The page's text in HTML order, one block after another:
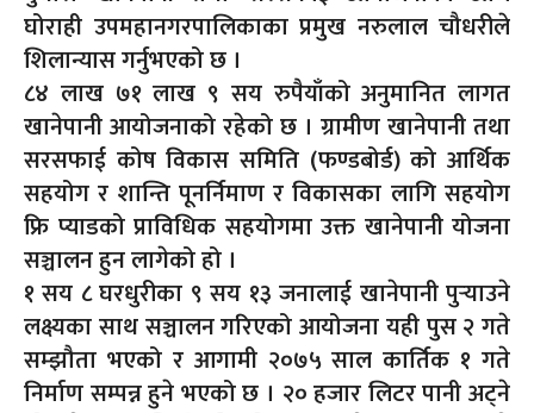
घोराही उपमहानगरपालिकाका प्रमुख नरुलाल चौधरीले
शिलान्यास गर्नुभएको छ ।
८४ लाख ७१ लाख ९ सय रुपैयाँको अनुमानित लागत
खानेपानी आयोजनाको रहेको छ । ग्रामीण खानेपानी तथा
सरसफाई कोष विकास समिति (फण्डबोर्ड) को आर्थिक
सहयोग र शान्ति पूनर्निमाण र विकासका लागि सहयोग
फ्रि प्याडको प्राविधिक सहयोगमा उक्त खानेपानी योजना
सञ्चालन हुन लागेको हो ।
१ सय ८ घरधुरीका ९ सय १३ जनालाई खानेपानी पुर्‍याउने
लक्ष्यका साथ सञ्चालन गरिएको आयोजना यही पुस २ गते
सम्झौता भएको र आगामी २०७५ साल कार्तिक १ गते
निर्माण सम्पन्न हुने भएको छ । २० हजार लिटर पानी अट्ने